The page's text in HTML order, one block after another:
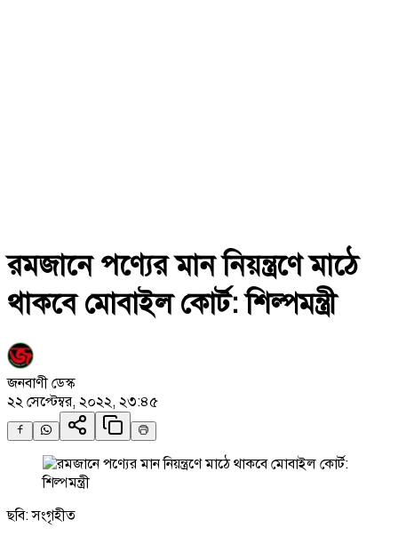
রমজানে পণ্যের মান নিয়ন্ত্রণে মাঠে
থাকবে মোবাইল কোর্ট: শিল্পমন্ত্রী
জনবাণী ডেস্ক
২২ সেপ্টেম্বর, ২০২২, ২৩:৪৫
ছবি: সংগৃহীত